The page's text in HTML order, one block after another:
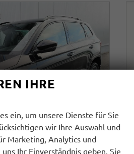
IHRE
ein, um unsere Dienste für Sie
wir Ihre Auswahl und
Marketing, Analytics und
Ihr Einverständnis geben. Sie